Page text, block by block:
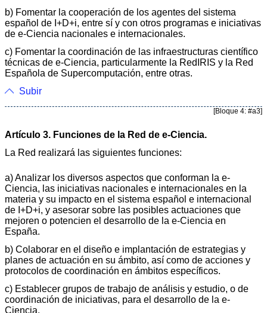
b) Fomentar la cooperación de los agentes del sistema
español de I+D+i, entre sí y con otros programas e iniciativas
de e-Ciencia nacionales e internacionales.
c) Fomentar la coordinación de las infraestructuras científico
técnicas de e-Ciencia, particularmente la RedIRIS y la Red
Española de Supercomputación, entre otras.
Subir
[Bloque 4: #a3]
Artículo 3. Funciones de la Red de e-Ciencia.
La Red realizará las siguientes funciones:
a) Analizar los diversos aspectos que conforman la e-
Ciencia, las iniciativas nacionales e internacionales en la
materia y su impacto en el sistema español e internacional
de I+D+i, y asesorar sobre las posibles actuaciones que
mejoren o potencien el desarrollo de la e-Ciencia en
España.
b) Colaborar en el diseño e implantación de estrategias y
planes de actuación en su ámbito, así como de acciones y
protocolos de coordinación en ámbitos específicos.
c) Establecer grupos de trabajo de análisis y estudio, o de
coordinación de iniciativas, para el desarrollo de la e-
Ciencia.